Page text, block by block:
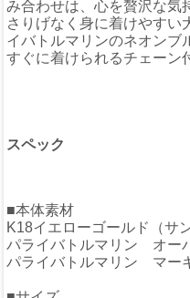
み合わせは、心を贅沢な気
さりげなく身に着けやすい
イバトルマリンのネオンブ
すぐに着けられるチェーン
スペック
■本体素材
K18イエローゴールド（サ
パライバトルマリン オー
パライバトルマリン マー